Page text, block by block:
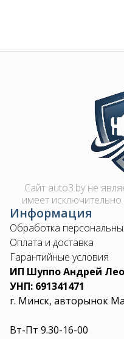
Сайт auto3.by не
имеет
Информация
Обработка
Оплата и доставка
Гарантийные условия
ИП Шуппо Андрей
УНП: 691341471
г. Минск, авторынок
Вт-Пт 9.30-16-00